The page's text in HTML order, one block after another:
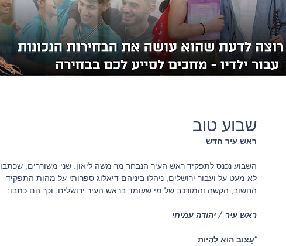
שבוע טוב
ראש עיר חדש
השבוע נכנס לתפקיד ראש העיר הנבחר מר משה ליאון. שני משוררים, שכתבו
לא מעט על ועבור ירושלים, ניהלו ביניהם דיאלוג ספרותי על מהות התפקיד
החשוב, הקשה והמורכב של מי שעומד בראש העיר ירושלים. וכך הם כתבו:
ראש עיר  / יהודה עמיחי
"עָצוּב הוּא לִהְיוֹת